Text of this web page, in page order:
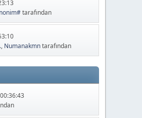
tarafından
, Numanakmntarafından